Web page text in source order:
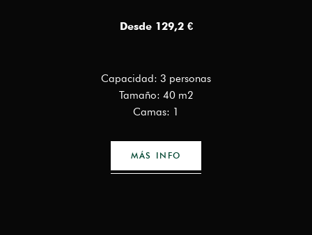
Desde 129,2 €
Capacidad: 3 personas
Tamaño: 40 m2
Camas: 1
MÁS INFO